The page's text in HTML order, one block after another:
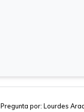
Pregunta por: Lourdes